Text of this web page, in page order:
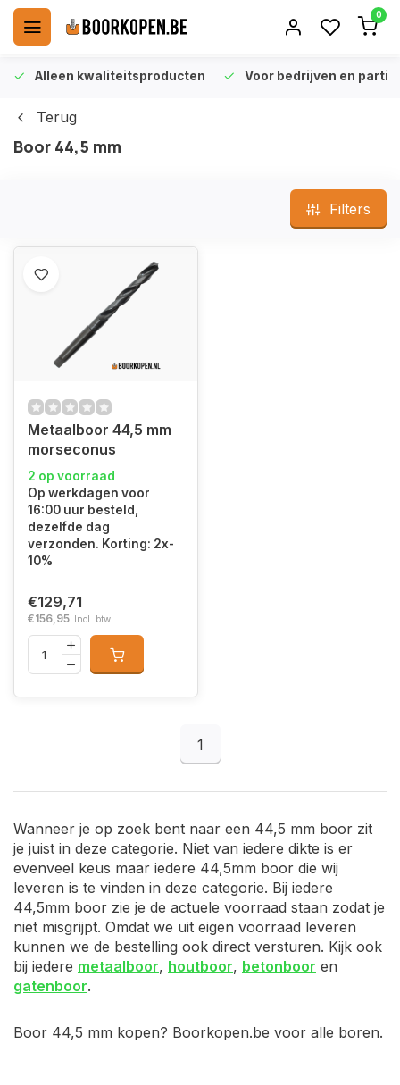
0
Alleen kwaliteitsproducten Voor bedrijven en
Terug
Boor 44,5 mm
Filters
Metaalboor 44,5 mm
morseconus
2 op voorraad
Op werkdagen voor
16:00 uur besteld,
dezelfde dag
verzonden. Korting: 2x-
10%
€129,71
€156,95 Incl. btw
1
Wanneer je op zoek bent naar een 44,5 mm boor zit
je juist in deze categorie. Niet van iedere dikte is er
evenveel keus maar iedere 44,5mm boor die wij
leveren is te vinden in deze categorie. Bij iedere
44,5mm boor zie je de actuele voorraad staan zodat je
niet misgrijpt. Omdat we uit eigen voorraad leveren
kunnen we de bestelling ook direct versturen. Kijk ook
bij iedere metaalboor, houtboor, betonboor en
gatenboor.
Boor 44,5 mm kopen? Boorkopen.be voor alle boren.